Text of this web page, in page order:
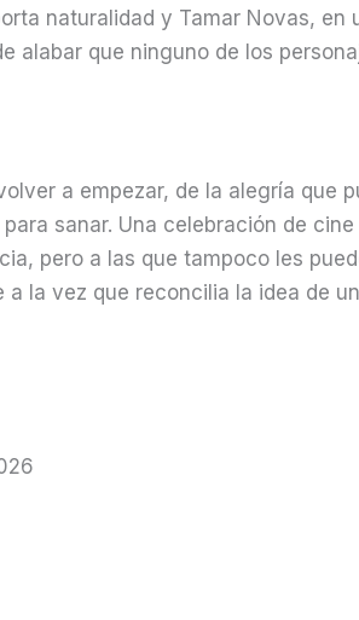
naturalidad y Tamar Novas, en
alabar que ninguno de los
a empezar, de la alegría que
sanar. Una celebración de
pero a las que tampoco les
la vez que reconcilia la idea de